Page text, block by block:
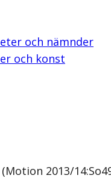
och nämnder
och konst
2013/